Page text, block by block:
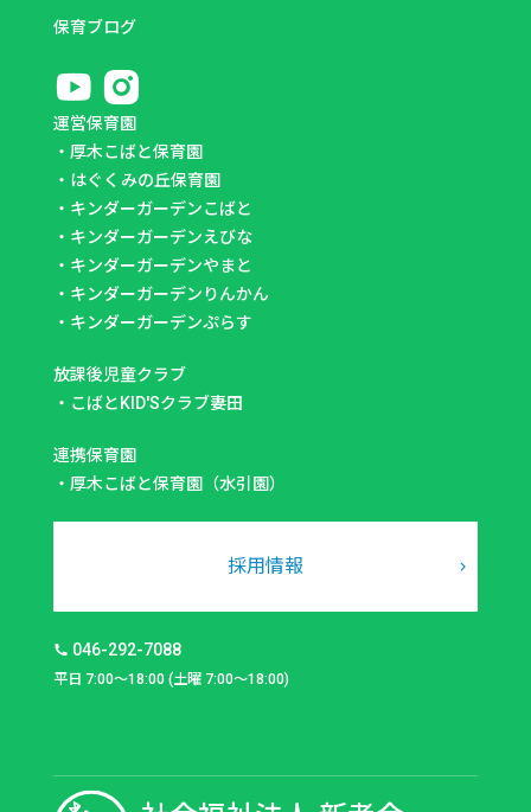
保育ブログ
運営保育園
・ 厚木こばと保育園
・ はぐくみの丘保育園
・ キンダーガーデンこばと
・ キンダーガーデンえびな
・ キンダーガーデンやまと
・ キンダーガーデンりんかん
・ キンダーガーデンぷらす
放課後児童クラブ
・ こばとKID'Sクラブ妻田
連携保育園
・ 厚木こばと保育園（水引園）
採用情報
046-292-7088
平日 7:00～18:00 (土曜 7:00～18:00)